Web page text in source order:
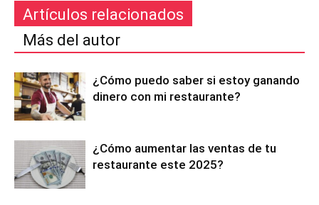
Artículos relacionados
Más del autor
¿Cómo puedo saber si estoy ganando
dinero con mi restaurante?
¿Cómo aumentar las ventas de tu
restaurante este 2025?